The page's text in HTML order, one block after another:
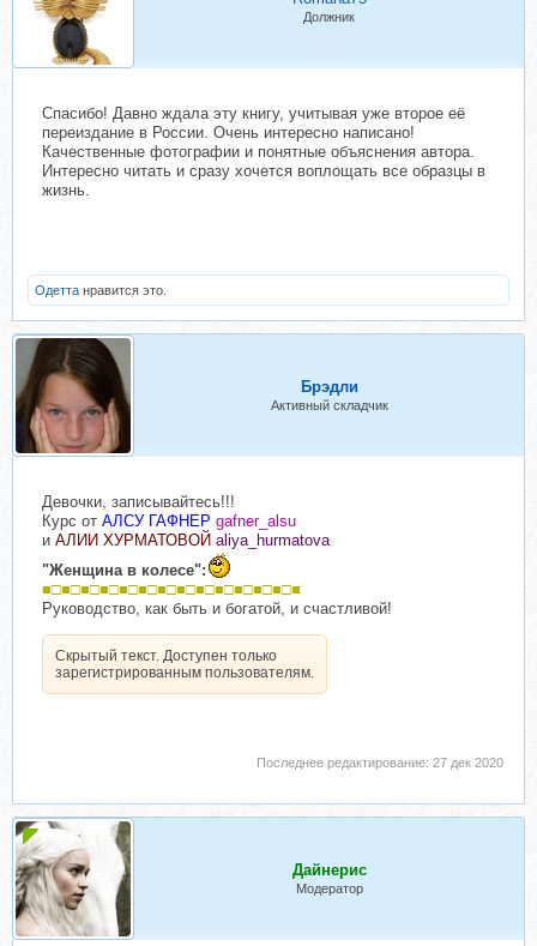
Должник
Спасибо! Давно ждала эту книгу, учитывая уже второе её
переиздание в России. Очень интересно написано!
Качественные фотографии и понятные объяснения автора.
Интересно читать и сразу хочется воплощать все образцы в
жизнь.
Одетта нравится это.
Брэдли
Активный складчик
Девочки, записывайтесь!!!
Курс от АЛСУ ГАФНЕР gafner_alsu
и АЛИИ ХУРМАТОВОЙ aliya_hurmatova
"Женщина в колесе":
■□■□■□■□■□■□■□■□■□■□■□■□■□■
Руководство, как быть и богатой, и счастливой!
Скрытый текст. Доступен только
зарегистрированным пользователям.
Последнее редактирование: 27 дек 2020
Дайнерис
Модератор